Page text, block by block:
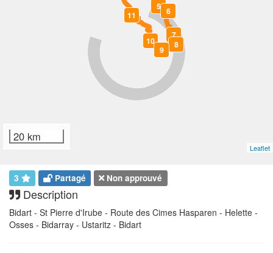
5 6
7
8
9
10
11
20 km
Leaflet
3 Partagé Non approuvé
Description
Bidart - St Pierre d'Irube - Route des Cimes Hasparen - Helette -
Osses - Bidarray - Ustaritz - Bidart